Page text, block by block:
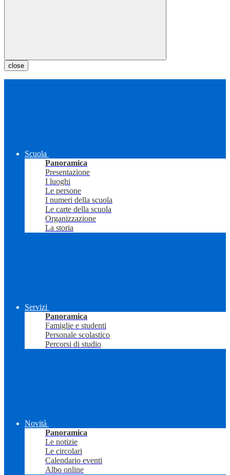
close
Scuola
Panoramica
Presentazione
I luoghi
Le persone
I numeri della scuola
Le carte della scuola
Organizzazione
La storia
Servizi
Panoramica
Famiglie e studenti
Personale scolastico
Percorsi di studio
Novità
Panoramica
Le notizie
Le circolari
Calendario eventi
Albo online